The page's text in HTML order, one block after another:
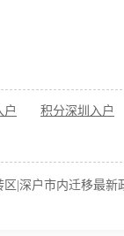
户 积分深圳入户
区|深户市内迁移最新